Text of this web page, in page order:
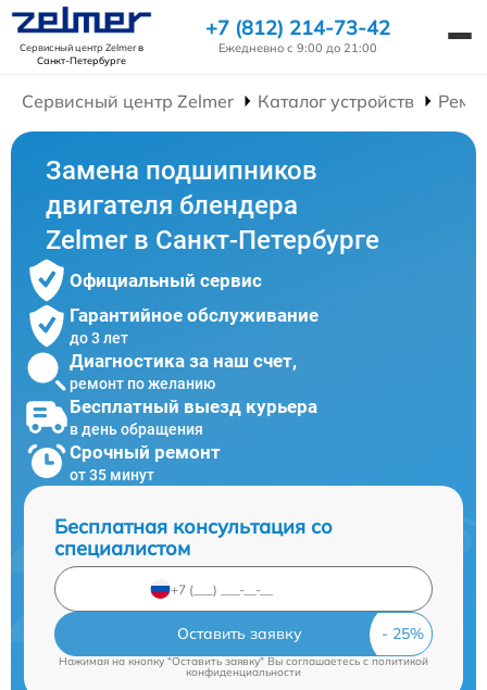
Сервисный центр Zelmerв
Санкт-Петербурге
+7 (812) 214-73-42
Ежедневно с 9:00 до 21:00
Сервисный центр Zelmer Каталог устройств
Замена подшипников
двигателя блендера
Zelmer в Санкт-Петербурге
Официальный сервис
Гарантийное обслуживание
до 3 лет
Диагностика за наш счет,
ремонт по желанию
Бесплатный выезд курьера
в день обращения
Срочный ремонт
от 35 минут
Бесплатная консультация со
специалистом
Оставить заявку
Нажимая на кнопку "Оставить заявку" Вы соглашаетесь c политикой
конфиденциальности